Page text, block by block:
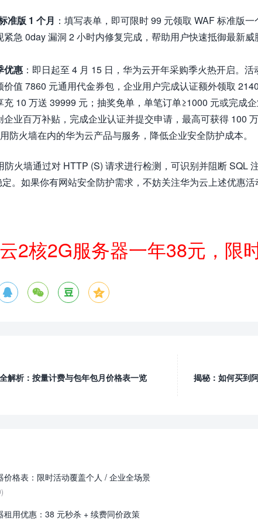
准版 1 个月 ：填写表单，即可限时 99 元领取 WAF 标准版
紧急 0day 漏洞 2 小时内修复完成，帮助用户快速抵御最新
优惠 ：即日起至 4 月 15 日，华为云开年采购季火热开启。
价值 7860 元通用代金券包，企业用户完成认证额外领取
充 10 万送 39999 元；抽奖免单，单笔订单≥1000 元或完成
企业百万补贴，完成企业认证并提交申请，最高可获得 100
防火墙在内的华为云产品与服务，降低企业安全防护成本。
防火墙通过对 HTTP (S) 请求进行检测，可识别并阻断 SQL
。如果你有网站安全防护需求，不妨关注华为云上述优惠
2核2G服务器一年38元，限
   
解析：按量计费与包年包月价格表一览
揭秘：如何买到
价格表：限时活动覆盖个人 / 企业全场景
租用优惠：38 元秒杀 + 续费同价政策